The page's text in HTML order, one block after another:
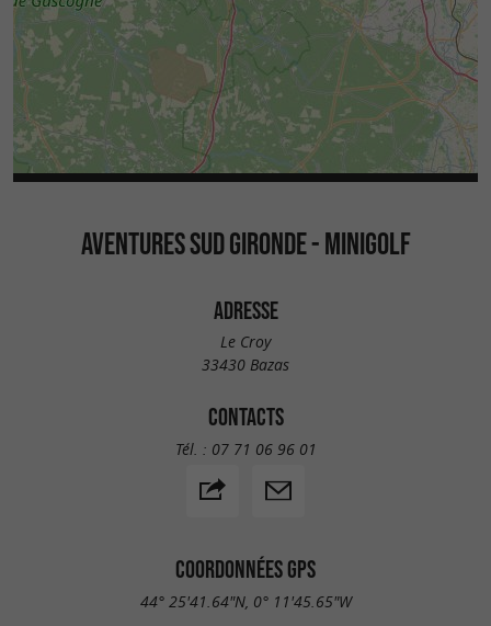
AVENTURES SUD GIRONDE - MINIGOLF
ADRESSE
Le Croy
33430 Bazas
CONTACTS
Tél. : 07 71 06 96 01
COORDONNÉES GPS
44° 25'41.64"N, 0° 11'45.65"W